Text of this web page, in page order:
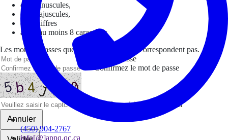
(450) 904-2767
info[@]apnq.qc.ca
des minuscules,
des majuscules,
des chiffres
avoir au moins 8 caractères
Les mots de passes que vous avez saisis ne correspondent pas.
Mot de passe
Confirmez le mot de passe
Veuillez saisir le captcha ici
Annuler